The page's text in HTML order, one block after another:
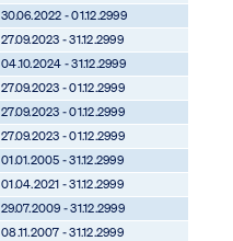
30.06.2022 - 01.12.2999
27.09.2023 - 31.12.2999
04.10.2024 - 31.12.2999
27.09.2023 - 01.12.2999
27.09.2023 - 01.12.2999
27.09.2023 - 01.12.2999
01.01.2005 - 31.12.2999
01.04.2021 - 31.12.2999
29.07.2009 - 31.12.2999
08.11.2007 - 31.12.2999